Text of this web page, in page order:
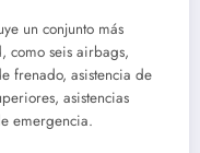
un conjunto más
como seis airbags,
frenado, asistencia de
asistencias
emergencia.